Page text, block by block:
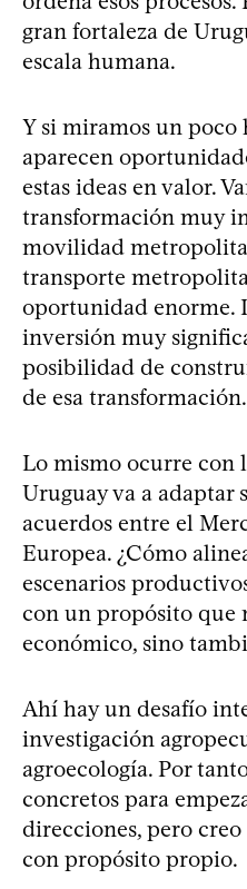
gran fortaleza de
escala humana.
Y si miramos un poco
aparecen
estas ideas en valor.
transformación muy
movilidad
transporte
oportunidad enorme.
inversión muy
posibilidad de
de esa transformación.
Lo mismo ocurre con
Uruguay va a adaptar
acuerdos entre el
Europea. ¿Cómo
escenarios
con un propósito que
económico, sino
Ahí hay un desafío
investigación
agroecología. Por
concretos para
direcciones, pero
con propósito propio.